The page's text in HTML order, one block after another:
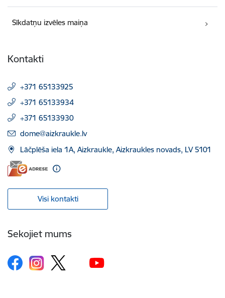
Sīkdatņu izvēles maiņa
Kontakti
+371 65133925
+371 65133934
+371 65133930
E-pasts:
dome@aizkraukle.lv
Lāčplēša iela 1A, Aizkraukle, Aizkraukles novads, LV 5101
Visi kontakti
Sekojiet mums